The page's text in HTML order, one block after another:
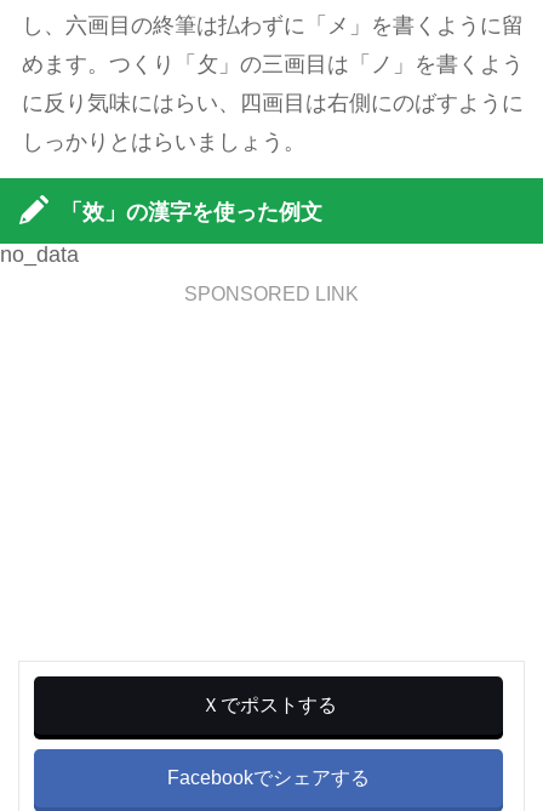
し、六画目の終筆は払わずに「メ」を書くように留
めます。つくり「攵」の三画目は「ノ」を書くよう
に反り気味にはらい、四画目は右側にのばすように
しっかりとはらいましょう。
「效」の漢字を使った例文
no_data
SPONSORED LINK
Ｘでポストする
Facebookでシェアする